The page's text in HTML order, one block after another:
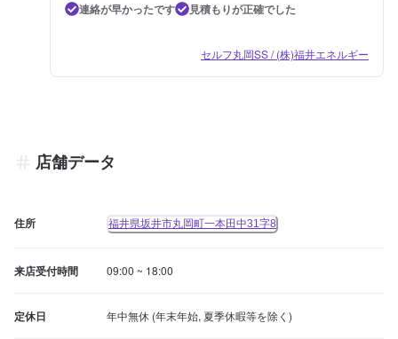
連絡が早かったです
見積もりが正確でした
セルフ丸岡SS / (株)福井エネルギー
店舗データ
住所 福井県坂井市丸岡町一本田中31字8
来店受付時間 09:00 ~ 18:00
定休日 年中無休 (年末年始, 夏季休暇等を除く)